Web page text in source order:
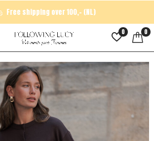
0 0
Free shipping over 100,- (NL)